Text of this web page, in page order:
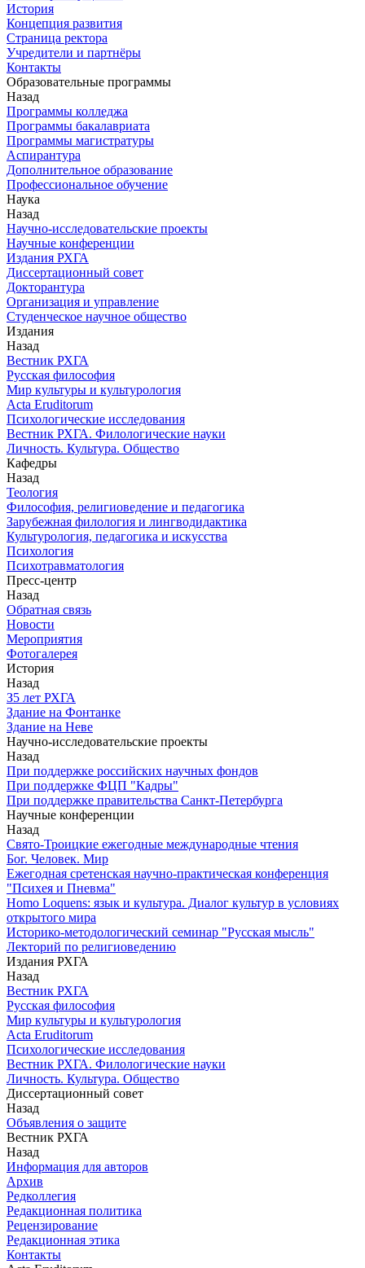
История
Концепция развития
Страница ректора
Учредители и партнёры
Контакты
Образовательные программы
Назад
Программы колледжа
Программы бакалавриата
Программы магистратуры
Аспирантура
Дополнительное образование
Профессиональное обучение
Наука
Назад
Научно-исследовательские проекты
Научные конференции
Издания РХГА
Диссертационный совет
Докторантура
Организация и управление
Студенческое научное общество
Издания
Назад
Вестник РХГА
Русская философия
Мир культуры и культурология
Acta Eruditorum
Психологические исследования
Вестник РХГА. Филологические науки
Личность. Культура. Общество
Кафедры
Назад
Теология
Философия, религиоведение и педагогика
Зарубежная филология и лингводидактика
Культурология, педагогика и искусства
Психология
Психотравматология
Пресс-центр
Назад
Обратная связь
Новости
Мероприятия
Фотогалерея
История
Назад
З5 лет РХГА
Здание на Фонтанке
Здание на Неве
Научно-исследовательские проекты
Назад
При поддержке российских научных фондов
При поддержке ФЦП "Кадры"
При поддержке правительства Санкт-Петербурга
Научные конференции
Назад
Свято-Троицкие ежегодные международные чтения
Бог. Человек. Мир
Ежегодная сретенская научно-практическая конференция
"Психея и Пневма"
Homo Loquens: язык и культура. Диалог культур в условиях
открытого мира
Историко-методологический семинар "Русская мысль"
Лекторий по религиоведению
Издания РХГА
Назад
Вестник РХГА
Русская философия
Мир культуры и культурология
Acta Eruditorum
Психологические исследования
Вестник РХГА. Филологические науки
Личность. Культура. Общество
Диссертационный совет
Назад
Объявления о защите
Вестник РХГА
Назад
Информация для авторов
Архив
Редколлегия
Редакционная политика
Рецензирование
Редакционная этика
Контакты